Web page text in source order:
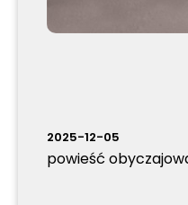
2025-12-05
powieść